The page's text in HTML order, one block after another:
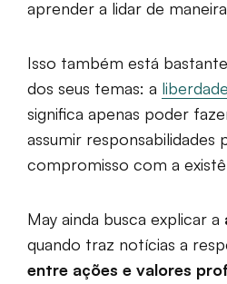
aprender a lidar de
Isso também está
dos seus temas: a liberdade
significa apenas poder
assumir responsabilidades
compromisso com a
May ainda busca explicar a
quando traz notícias a
entre ações e valores